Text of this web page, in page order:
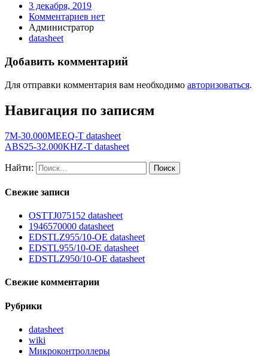
3 декабря, 2019
Комментариев нет
Администратор
datasheet
Добавить комментарий
Для отправки комментария вам необходимо авторизоваться.
Навигация по записям
7M-30.000MEEQ-T datasheet
ABS25-32.000KHZ-T datasheet
Найти:
Свежие записи
OSTTJ075152 datasheet
1946570000 datasheet
EDSTLZ955/10-OE datasheet
EDSTL955/10-OE datasheet
EDSTLZ950/10-OE datasheet
Свежие комментарии
Рубрики
datasheet
wiki
Микроконтроллеры